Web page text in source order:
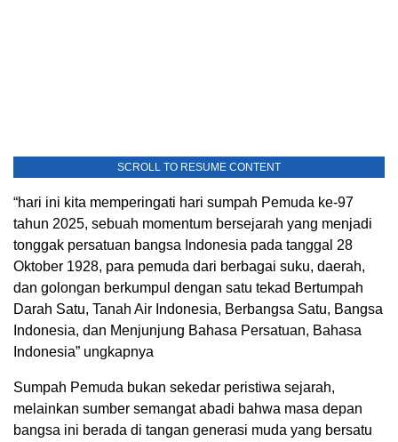
SCROLL TO RESUME CONTENT
“hari ini kita memperingati hari sumpah Pemuda ke-97
tahun 2025, sebuah momentum bersejarah yang menjadi
tonggak persatuan bangsa Indonesia pada tanggal 28
Oktober 1928, para pemuda dari berbagai suku, daerah,
dan golongan berkumpul dengan satu tekad Bertumpah
Darah Satu, Tanah Air Indonesia, Berbangsa Satu, Bangsa
Indonesia, dan Menjunjung Bahasa Persatuan, Bahasa
Indonesia” ungkapnya
Sumpah Pemuda bukan sekedar peristiwa sejarah,
melainkan sumber semangat abadi bahwa masa depan
bangsa ini berada di tangan generasi muda yang bersatu